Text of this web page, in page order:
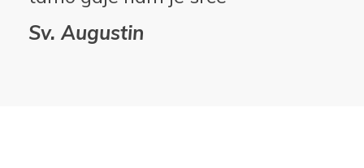
Sv. Augustin